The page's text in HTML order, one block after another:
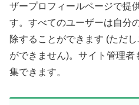
ザープロフィールページで提
す。すべてのユーザーは自分
除することができます (ただ
ができません)。サイト管理
集できます。